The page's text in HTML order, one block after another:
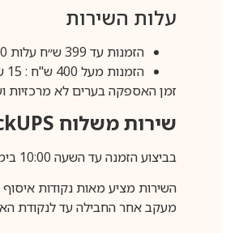
עלות השירות
הזמנות עד 399 ש״ח עלות 20 שקלים
הזמנות מעל 400 ש"ח : 15 ש״ח
זמן האספקה בערים לא מרכזיות וערים
שירות משלוח
בביצוע הזמנה עד השעה 10:00 בימים א-ה. לא כולל שישי-שבת,ערבי חג וחול המועד.
השירות מציע מאות נקודות
מעקב אחר החבילה עד לנקודת